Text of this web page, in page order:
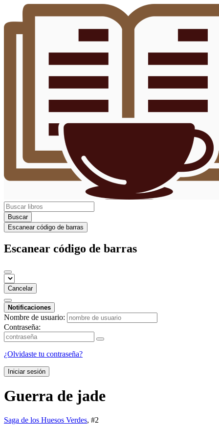
Buscar
Escanear código de barras
Escanear código de barras
Cancelar
Notificaciones
Nombre de usuario:
Contraseña:
¿Olvidaste tu contraseña?
Iniciar sesión
Guerra de jade
Saga de los Huesos Verdes, #2